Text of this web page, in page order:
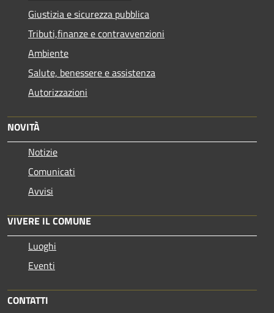
Giustizia e sicurezza pubblica
Tributi,finanze e contravvenzioni
Ambiente
Salute, benessere e assistenza
Autorizzazioni
NOVITÀ
Notizie
Comunicati
Avvisi
VIVERE IL COMUNE
Luoghi
Eventi
CONTATTI